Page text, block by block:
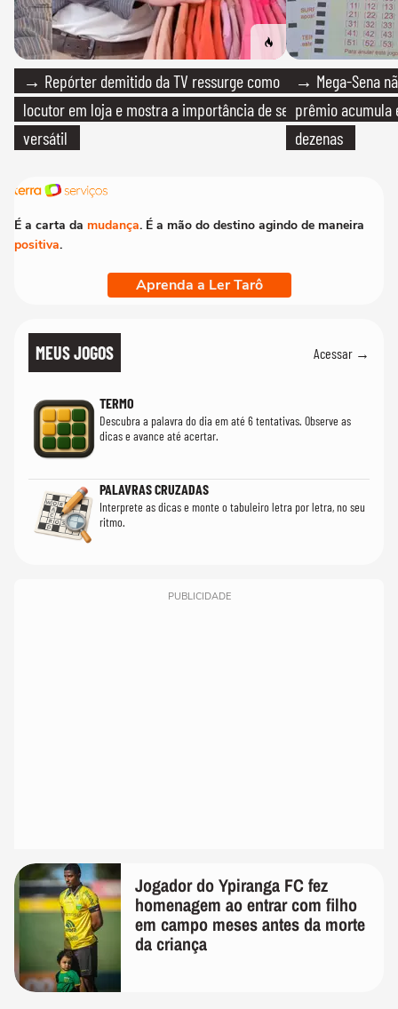
→ Repórter demitido da TV ressurge como
locutor em loja e mostra a importância de ser
versátil
→ Mega-Sena
prêmio acumula
dezenas
É a carta da mudança. É a mão do destino agindo de maneira
positiva.
Aprenda a Ler Tarô
MEUS JOGOS Acessar →
TERMO
Descubra a palavra do dia em até 6 tentativas. Observe as
dicas e avance até acertar.
PALAVRAS CRUZADAS
Interprete as dicas e monte o tabuleiro letra por letra, no seu
ritmo.
PUBLICIDADE
Jogador do Ypiranga FC fez
homenagem ao entrar com filho
em campo meses antes da morte
da criança